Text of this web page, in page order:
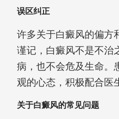
误区纠正
许多关于白癜风的偏方
谨记，白癜风不是不治
病，也不会危及生命。
观的心态，积极配合医
关于白癜风的常见问题